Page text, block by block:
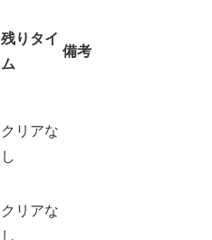
残りタイ
ム
備考
クリアな
し
クリアな
し